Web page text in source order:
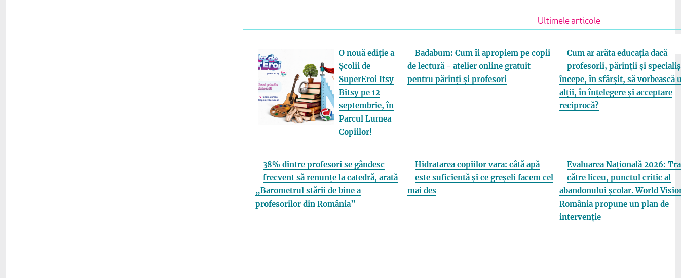
Ultimele articole
O nouă ediție a
Școlii de
SuperEroi Itsy
Bitsy pe 12
septembrie, în
Parcul Lumea
Copiilor!
Badabum: Cum îi apropiem pe copii
de lectură - atelier online gratuit
pentru părinți și profesori
Cum ar arăta educația dacă
profesorii, părinții și
începe, în sfârșit, să vorbească
alții, în înțelegere și acceptare
reciprocă?
38% dintre profesori se gândesc
frecvent să renunțe la catedră, arată
„Barometrul stării de bine a
profesorilor din România”
Hidratarea copiilor vara: câtă apă
este suficientă și ce greșeli facem cel
mai des
Evaluarea Națională 2026:
către liceu, punctul critic al
abandonului școlar. World
România propune un plan de
intervenție